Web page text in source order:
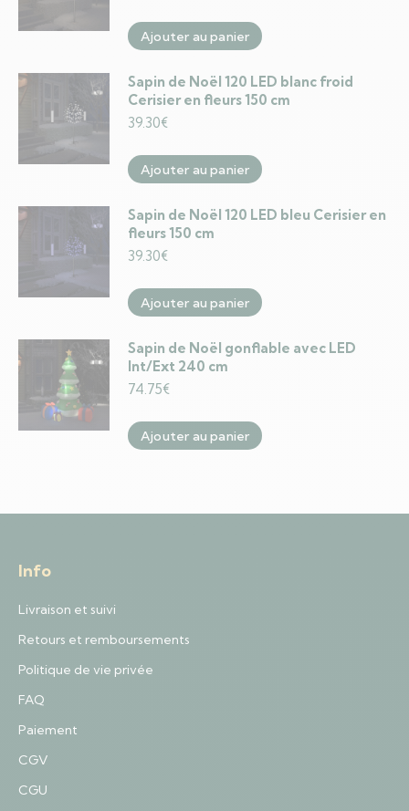
Ajouter au panier
Sapin de Noël 120 LED blanc froid
Cerisier en fleurs 150 cm
39.30€
Ajouter au panier
Sapin de Noël 120 LED bleu Cerisier en
fleurs 150 cm
39.30€
Ajouter au panier
Sapin de Noël gonflable avec LED
Int/Ext 240 cm
74.75€
Ajouter au panier
Info
Livraison et suivi
Retours et remboursements
Politique de vie privée
FAQ
Paiement
CGV
CGU